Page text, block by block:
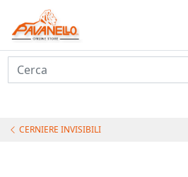
Cerca
CERNIERE INVISIBILI